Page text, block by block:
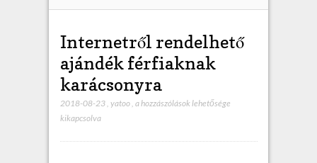
Internetről rendelhető
ajándék férfiaknak
karácsonyra
2018-08-23, yatoo, Ia hozzászólások lehetősége
kikapcsolva